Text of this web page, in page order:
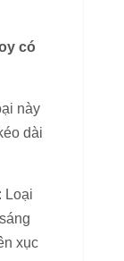
có
này
dài
Loại
xục